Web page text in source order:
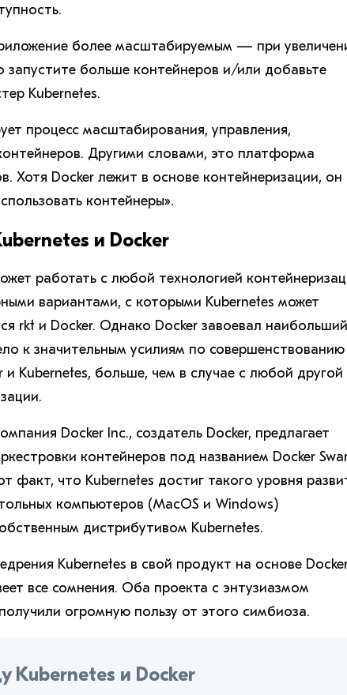
более масштабируемым — при
запустите больше контейнеров и/или добавьте
Kubernetes.
процесс масштабирования, управления,
Другими словами, это платформа
Хотя Docker лежит в основе контейнеризации, он
контейнеры».
и Docker
работать с любой технологией
вариантами, с которыми Kubernetes может
rkt и Docker. Однако Docker завоевал наибольший
к значительным усилиям по совершенствованию
и Kubernetes, больше, чем в случае с любой другой
Docker Inc., создатель Docker, предлагает
контейнеров под названием Docker
факт, что Kubernetes достиг такого уровня
компьютеров (MacOS и Windows)
дистрибутивом Kubernetes.
Kubernetes в свой продукт на основе
все сомнения. Оба проекта с энтузиазмом
огромную пользу от этого симбиоза.
Kubernetes и Docker